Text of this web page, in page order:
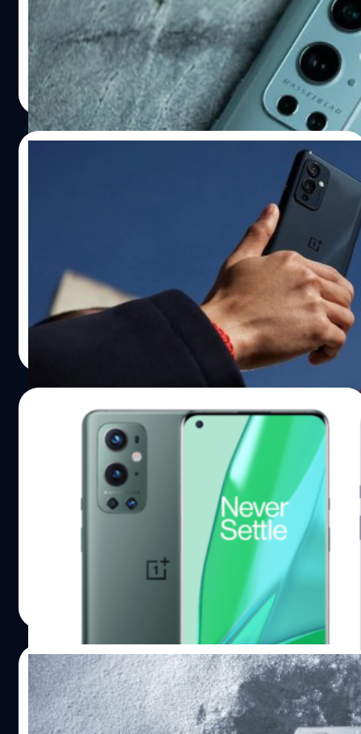
กลับมีปัญหาเครื่องร้อนเกิดขึ้น โดยพบว่า เมื่อใช้งานกล้องของ
สมาร์ตโฟนรุ่นนี้ บริเวณด้านหลังส่วนบนของเครื่องจะเริ่มร้อน
และในบางรายยังพบปัญหาเครื่องร้อนตอนที่ใช้งานปกติอีก
ด้วย บัญชีทวิตเตอร์ @tecworkz ได้ทวีตข้อความไม่พอใจถึง
การนำ OnePlus9Pro ออกไปถ่ายรูปเพียง 5 นาที แต่กลับพบ
ปัญหาเรื่องความร้อน จนไม่สามารถถ่ายรูปต่อได้ โดยได้แนบ
รูปภาพในขณะที่เกิดปัญหามาในทวีต ดังนี้ จากรูปจะเห็น
ข้อความบนหน้าจอ OnePlus 9 Pro ที่แปลได้ว่า "ไม่สามารถ
ถ่ายรูปได้ เพราะโทรศัพท์มีอุณหภูมิสูงเกินไป" ซึ่งจริง ๆ แล้ว
ข้อความนี้เราสามารถพบได้ทั่วไปในสมาร์ตโฟนรุ่นอื่น ๆ แต่
ปัญหาก็คือ OnePlus 9 Pro เกิดปัญหาอุณหภูมิสูงง่ายเกินไป
ข่าวดีก็คือ ในตอนนี้ทาง OnePlus รับทราบถึงปัญหาที่เกิดขึ้น
แล้ว และกำลังพยายามแก้ปัญหาที่เกิดขึ้นอยู่ โดยคาดการณ์
ว่า ปัญหาที่เกิดขึ้นจะสามารถแก้ไขได้โดยการแก้ไขซอฟต์แวร์
ของ OnePlus 9 Pro อ้างอิง พิสูจน์อักษร : สุชยา เกษจำรัส
ภควัต ขจิตวิชยานุกูล| 1948 days ago
Read More
เปิดตัว OnePlus 9 สเปกระดับพรีเมียม กล้อง
OnePlus เปิดตัวสมาร์ตโฟนระดับเรือธงรุ่นใหม่สองรุ่น ได้แก่
OnePlus 9 และ OnePlus 9 Pro ซึ่งจุดเด่นของรุ่นนี้คือดีไซน์
และสเปกระดับพรีเมียม แต่จุดเปลี่ยนสำคัญคือเรื่องกล้องที่
เป็นครั้งแรกของ OnePlus ในการจับมือร่วมกับแบรนด์
กล้องระดับโลกอย่าง Hasselblad OnePlus 9 Pro มีหน้าจอ
LTPO AMOLED ขนาด 6.7 นิ้ว ความละเอียด QHD+ รีเฟรช
เรตหน้าจอสูงถึง 120Hz ซึ่ง LTPO หรือ low-temperature
polycrystalline oxide เป็นเทคโนโลยีที่ช่วยปรับรีเฟรชเรต
อย่างเช่น หากแบตเตอรีต่ำตัวเครื่องจะลดรีเฟรชเรตลงได้ถึง
1Hz เพื่อประหยัดแบตเตอรี ด้านสเปกภายในส่วนใหญ่ของ
OnePlus 9 และ OnePlus 9 Pro จะเหมือนกัน ได้แก่ ใช้
Snapdragon 888, แรม LPDDR5 8/12GB,…
วัชรกุล พัฒนาประทีป | 1964 days ago
20/03/2021
หลุดภาพเรนเดอร์ทุกมุก ทุกสีของ OnePlus 9
ก่อนเปิดตัวจริง 23 มีนาคม
OnePlus เตรียมเปิดตัว OnePlus 9 Series อย่างเป็นทางการ
พร้อมกับ OnePlus Watch วันที่ 23 มีนาคมนี้ และก็พึ่งจะเปิด
เผยสีหนึ่งอย่างเป็นทางการของ OnePlus 9 และภาพจริงของ
OnePlus Watch ไป แต่ถึงแม้จะเหลืออีกไม่กี่วันที่จะเปิดตัว
แล้ว ทาง @EvLeaks ก็ได้ปล่อยภาพ OnePlus 9 เกือบทุกสี
ออกมาให้ชม จากภาพเรามีสีเขียว, เทาเงิน, ดำ และม่วง และ
คาดว่าน่าจะเป็นสีทั้งหมดของรุ่น Pro แต่ก่อนหน้านี้ก็เคยมี
ภาพเรนเดอร์ของ OnePlus 9 ตัวธรรมดาพร้อมกับสีน้ำเงิน
ด้วย แต่ก็ไม่ใช่ภาพอย่างเป็นทางการ จึงทำให้เรายังไม่ทราบ
ว่า OnePlus 9 นั้นจะยังมีสีฟ้าอยู่หรือไม่ อย่างไรก็ตามเราจะ
ได้เห็นรายละเอียดเต็ม ๆ อย่างเป็นทางการวันที่ 23 มีนาคมนี้่
อ้างอิง พิสูจน์อักษร : สุชยา เกษจำรัส
| 1968 days ago
18/03/2021
เปิดคะแนน OnePlus 9 อาจไม่แรงที่สุด แต่
กล้องแจ่มมาก!